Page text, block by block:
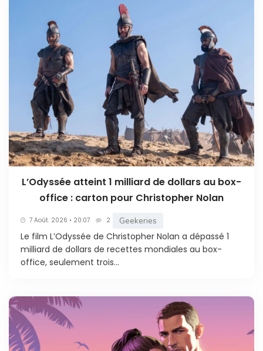
L’Odyssée atteint 1 milliard de dollars au box-
office : carton pour Christopher Nolan
7 Août. 2026 • 20:07 2 Geekeries
Le film L’Odyssée de Christopher Nolan a dépassé 1
milliard de dollars de recettes mondiales au box-
office, seulement trois...